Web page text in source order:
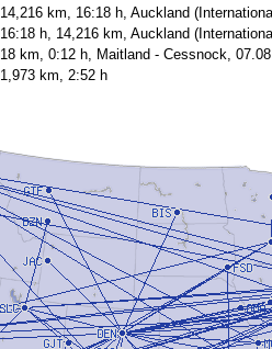
14,216 km, 16:18 h, Auckland
16:18 h, 14,216 km, Auckland
18 km, 0:12 h, Maitland - Cessnock,
1,973 km, 2:52 h